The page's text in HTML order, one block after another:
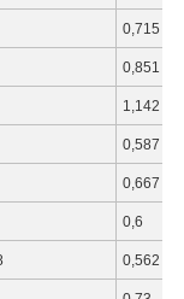
0,715
0,851
1,142
0,587
0,667
0,6
0,562